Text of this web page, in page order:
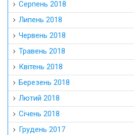
Серпень 2018
Липень 2018
Червень 2018
Травень 2018
Квітень 2018
Березень 2018
Лютий 2018
Січень 2018
Грудень 2017